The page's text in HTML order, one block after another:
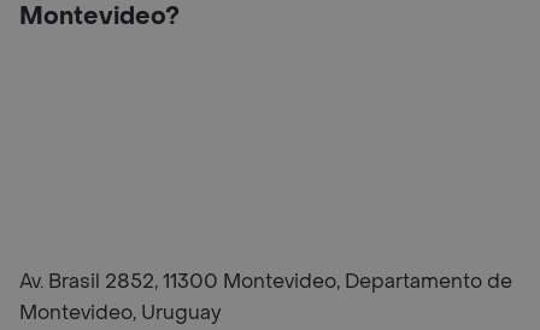
Montevideo?
Av. Brasil 2852, 11300 Montevideo, Departamento de
Montevideo, Uruguay